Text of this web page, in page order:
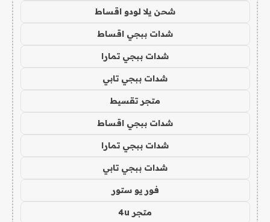
شحن يلا لودو اقساط
شدات ببجي اقساط
شدات ببجي تمارا
شدات ببجي تابي
متجر تقسيط
شدات ببجي اقساط
شدات ببجي تمارا
شدات ببجي تابي
فور يو ستور
متجر 4u